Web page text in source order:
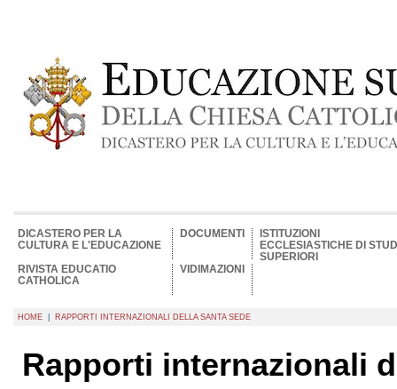
DICASTERO PER LA
CULTURA E L'EDUCAZIONE
DOCUMENTI
ISTITUZIONI
ECCLESIASTICHE DI
SUPERIORI
RIVISTA EDUCATIO
CATHOLICA
VIDIMAZIONI
HOME RAPPORTI INTERNAZIONALI DELLA SANTA SEDE
Rapporti internazionali